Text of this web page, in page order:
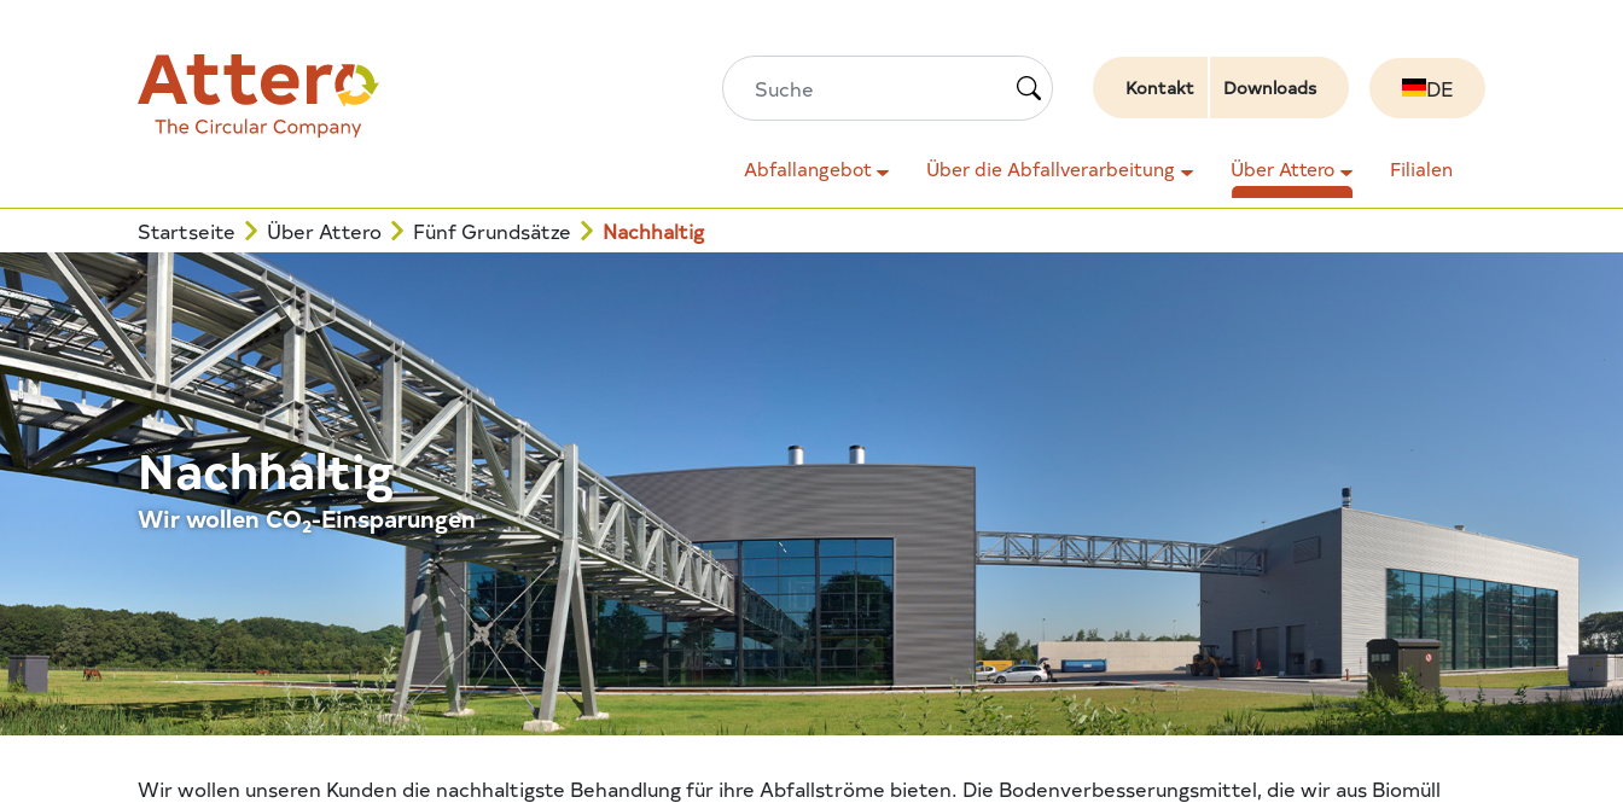
Kontakt Downloads DE
Abfallangebot Über die Abfallverarbeitung Über Attero Filialen
Startseite Über Attero Fünf Grundsätze Nachhaltig
Nachhaltig
Wir wollen CO2-Einsparungen
Wir wollen unseren Kunden die nachhaltigste Behandlung für ihre Abfallströme bieten. Die Bodenverbesserungsmittel, die wir aus Biomüll